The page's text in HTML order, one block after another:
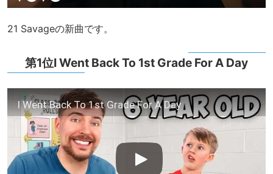
21 Savageの新曲です。
第1位I Went Back To 1st Grade For A Day
I Went Back To 1st Grade For A Day